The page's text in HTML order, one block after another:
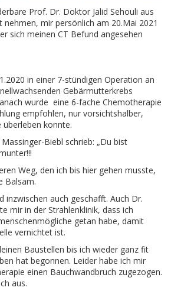
Prof. Dr. Doktor Jalid Sehouli aus
nehmen, mir persönlich am 20.Mai 2021
sich meinen CT Befund angesehen
in einer 7-stündigen Operation an
Gebärmutterkrebs
wurde eine 6-fache Chemotherapie
empfohlen, nur vorsichtshalber,
überleben konnte.
Biebl schrieb: „Du bist
Weg, den ich bis hier gehen musste,
Balsam.
inzwischen auch geschafft. Auch Dr.
mir in der Strahlenklinik, dass ich
getan habe, damit
vernichtet ist.
Baustellen bis ich wieder ganz fit
hat begonnen. Leider habe ich mir
einen Bauchwandbruch zugezogen.
aus.